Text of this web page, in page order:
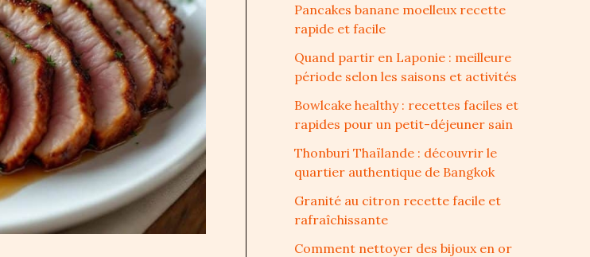
Pancakes banane moelleux recette
rapide et facile
Quand partir en Laponie : meilleure
période selon les saisons et activités
Bowlcake healthy : recettes faciles et
rapides pour un petit-déjeuner sain
Thonburi Thaïlande : découvrir le
quartier authentique de Bangkok
Granité au citron recette facile et
rafraîchissante
Comment nettoyer des bijoux en or